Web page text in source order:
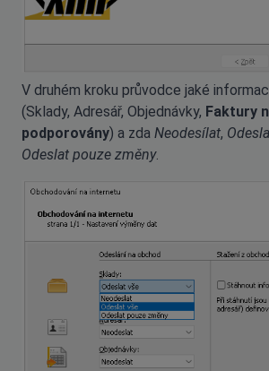
V druhém kroku průvodce jaké
(Sklady, Adresář, Objednávky, Faktury
podporovány) a zda Neodesílat,
Odeslat pouze změny.